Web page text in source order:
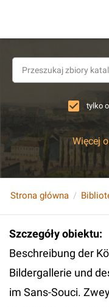
tylko
Więcej
Strona główna
Szczegóły obiektu:
Beschreibung der
Bildergallerie und
im Sans-Souci.